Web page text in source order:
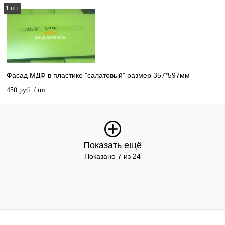
1 шт
Фасад МДФ в пластике "салатовый" размер 357*597мм
450 руб. / шт
Показать ещё
Показано 7 из 24